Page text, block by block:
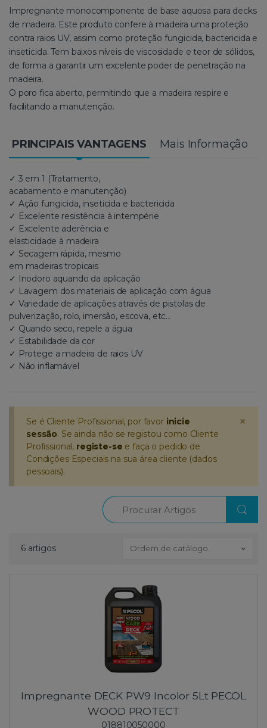
Impregnante monocomponente de base aquosa para decks
de madeira. Este produto confere à madeira uma proteção
contra raios UV, assim como proteção fungicida, bactericida e
inseticida. Tem baixos níveis de viscosidade e teor de sólidos,
de forma a garantir um excelente poder de penetração na
madeira.
O poro fica aberto, permitindo que a madeira respire e
facilitando a manutenção.
PRINCIPAIS VANTAGENS Mais Informação
✓ 3 em 1 (Tratamento,
acabamento e manutenção)
✓ Ação fungicida, inseticida e bactericida
✓ Excelente resistência à intempérie
✓ Excelente aderência e
elasticidade à madeira
✓ Secagem rápida, mesmo
em madeiras tropicais
✓ Inodoro aquando da aplicação
✓ Lavagem dos materiais de aplicação com água
✓ Variedade de aplicações através de pistolas de
pulverização, rolo, imersão, escova, etc…
✓ Quando seco, repele a água
✓ Estabilidade da cor
✓ Protege a madeira de raios UV
✓ Não inflamável
×
Se é Cliente Profissional, por favor inicie
sessão. Se ainda não se registou como Cliente
Profissional, registe-se e faça o pedido de
Condições Especiais na sua área cliente (dados
pessoais).
Procurar
6 artigos Ordem de catálogo
Impregnante DECK PW9 Incolor 5Lt PECOL
WOOD PROTECT
018810050000